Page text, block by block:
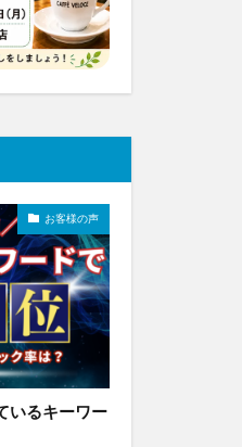
お客様の声
いるキーワー